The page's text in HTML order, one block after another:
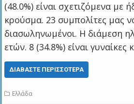
(48.0%) είναι σχετιζόμενα με
κρούσμα. 23 συμπολίτες μας
διασωληνωμένοι. Η διάμεση
ετών. 8 (34.8%) είναι γυναίκες
ΔΙΑΒΆΣΤΕ ΠΕΡΙΣΣΌΤΕΡΑ
Ελλάδα